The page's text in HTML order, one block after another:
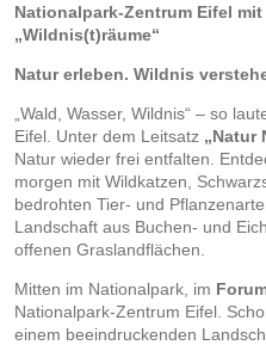
Nationalpark-Zentrum Eifel
„Wildnis(t)räume“
Natur erleben. Wildnis
„Wald, Wasser, Wildnis“ – so
Eifel. Unter dem Leitsatz „Natur
Natur wieder frei entfalten.
morgen mit Wildkatzen,
bedrohten Tier- und
Landschaft aus Buchen- und
offenen Graslandflächen.
Mitten im Nationalpark, im
Nationalpark-Zentrum Eifel.
einem beeindruckenden